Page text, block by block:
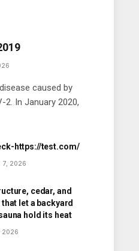
caused by
2. In January 2020,
https://test.com/
7, 2026
cedar, and
let a backyard
hold its heat
2026